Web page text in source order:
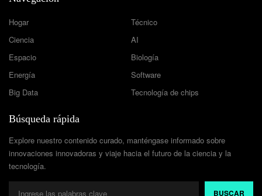
Hogar
Técnico
Ciencia
AI
Espacio
Biología
Energía
Software
Big Data
Tecnología de chips
Búsqueda rápida
Explore nuestro contenido curado, manténgase informado sobre
innovaciones innovadoras y viaje hacia el futuro de la ciencia y la
tecnología.
BUSCAR